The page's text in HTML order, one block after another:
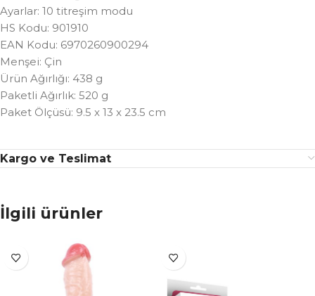
Ayarlar: 10 titreşim modu
HS Kodu: 901910
EAN Kodu: 6970260900294
Menşei: Çin
Ürün Ağırlığı: 438 g
Paketli Ağırlık: 520 g
Paket Ölçüsü: 9.5 x 13 x 23.5 cm
Kargo ve Teslimat
İlgili ürünler